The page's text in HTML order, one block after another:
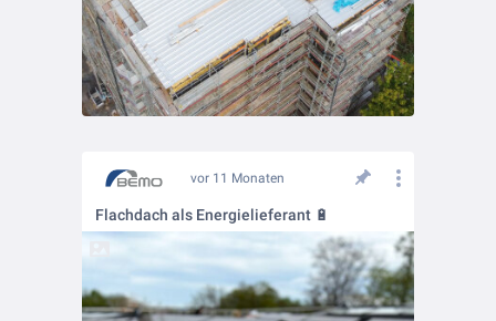
vor 11 Monaten
Flachdach als Energielieferant 🔋